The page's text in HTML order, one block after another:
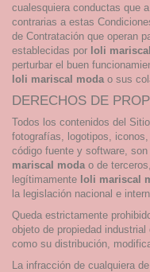
cualesquiera conductas que
contrarias a estas
de Contratación que operan
establecidas por loli
perturbar el buen
loli mariscal moda o sus
DERECHOS DE
Todos los contenidos del
fotografías, logotipos,
código fuente y software,
mariscal moda o de
legítimamente loli mariscal
la legislación nacional e
Queda estrictamente
objeto de propiedad
como su distribución,
La infracción de cualquiera